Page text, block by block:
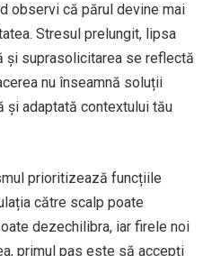
observi că părul devine mai
Stresul prelungit, lipsa
și suprasolicitarea se reflectă
nu înseamnă soluții
și adaptată contextului tău
prioritizează funcțiile
către scalp poate
dezechilibra, iar firele noi
primul pas este să accepți